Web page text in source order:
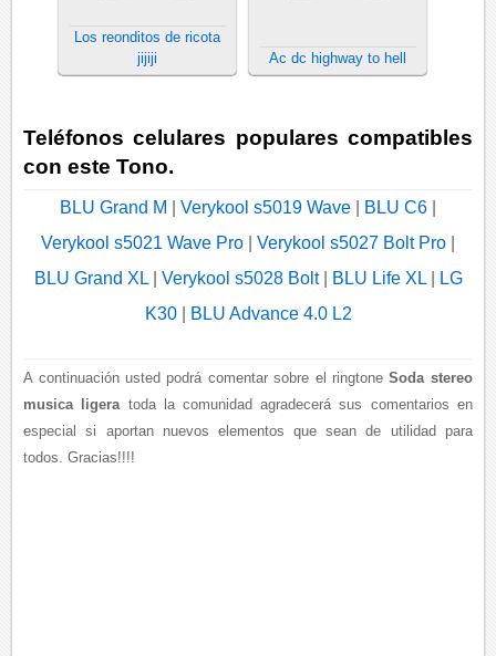
Los reonditos de ricota
jijiji
Ac dc highway to hell
Teléfonos celulares populares compatibles
con este Tono.
BLU Grand M Verykool s5019 Wave BLU C6
Verykool s5021 Wave Pro
Verykool s5027 Bolt Pro
BLU Grand XL| Verykool s5028 Bolt| BLU Life XL|
LG
K30| BLU Advance 4.0 L2
A continuación usted podrá comentar sobre el ringtoneSoda stereo
musica ligeratoda la comunidad agradecerá sus comentarios en
especial si aportan nuevos elementos que sean de utilidad para
todos. Gracias!!!!